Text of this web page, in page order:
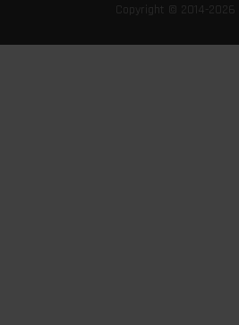
Copyright © 2014-2026